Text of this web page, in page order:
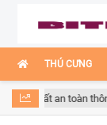
THÚ CƯNG
an toàn thông tin